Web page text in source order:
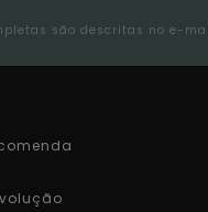
são descritas no e-